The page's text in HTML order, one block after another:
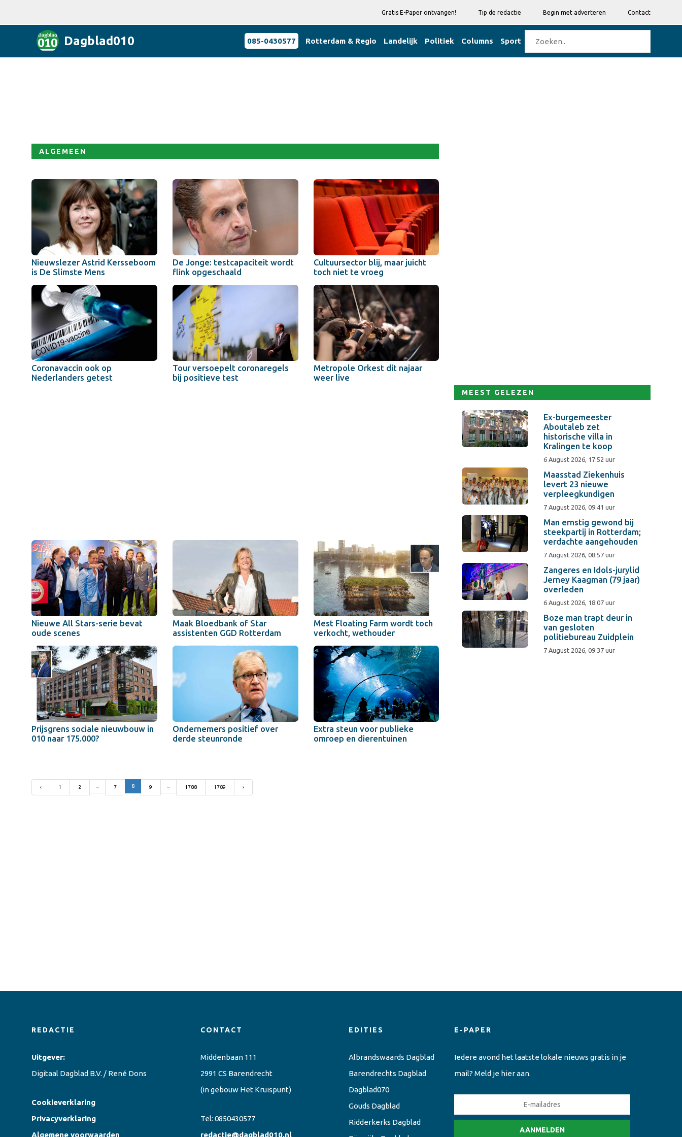
Gratis E-Paper ontvangen! Tip de redactie Begin met adverteren Contact
Dagblad010 085-0430577 Rotterdam & Regio Landelijk Politiek Columns Sport
ALGEMEEN
Nieuwslezer Astrid Kersseboom
is De Slimste Mens
De Jonge: testcapaciteit wordt
flink opgeschaald
Cultuursector blij, maar juicht
toch niet te vroeg
Coronavaccin ook op
Nederlanders getest
Tour versoepelt coronaregels
bij positieve test
Metropole Orkest dit najaar
weer live
Nieuwe All Stars-serie bevat
oude scenes
Maak Bloedbank of Star
assistenten GGD Rotterdam
Mest Floating Farm wordt toch
verkocht, wethouder
Prijsgrens sociale nieuwbouw in
010 naar 175.000?
Ondernemers positief over
derde steunronde
Extra steun voor publieke
omroep en dierentuinen
‹ 1 2 7 8 9 1788 1789 ›
MEEST GELEZEN
Ex-burgemeester
Aboutaleb zet
historische villa in
Kralingen te koop
6 August 2026, 17:52 uur
Maasstad Ziekenhuis
levert 23 nieuwe
verpleegkundigen
7 August 2026, 09:41 uur
Man ernstig gewond bij
steekpartij in Rotterdam;
verdachte aangehouden
7 August 2026, 08:57 uur
Zangeres en Idols-jurylid
Jerney Kaagman (79 jaar)
overleden
6 August 2026, 18:07 uur
Boze man trapt deur in
van gesloten
politiebureau Zuidplein
7 August 2026, 09:37 uur
REDACTIE
Uitgever:
Digitaal Dagblad B.V. / René Dons
Cookieverklaring
Privacyverklaring
Algemene voorwaarden
CONTACT
Middenbaan 111
2991 CS Barendrecht
(in gebouw Het Kruispunt)
Tel: 0850430577
redactie@dagblad010.nl
EDITIES
Albrandswaards Dagblad
Barendrechts Dagblad
Dagblad070
Gouds Dagblad
Ridderkerks Dagblad
E-PAPER
Iedere avond het laatste lokale nieuws gratis in je
mail? Meld je hier aan.